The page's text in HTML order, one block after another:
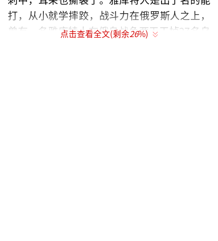
打，从小就学摔跤，战斗力在俄罗斯人之上，
曾有一名雅库特人在俄乌战争两天干掉27名乌
点击查看全文(剩余26%)